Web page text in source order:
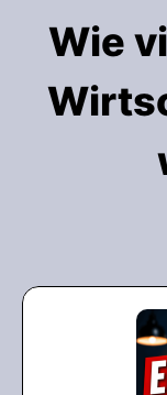
Wie